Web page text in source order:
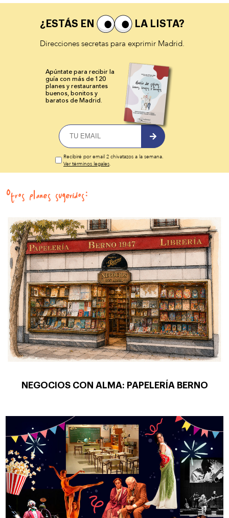
¿ESTÁS EN
LA LISTA?
Direcciones secretas para exprimir Madrid.
Apúntate para recibir la
guía con más de 120
planes y restaurantes
buenos, bonitos y
baratos de Madrid.
Recibiré por email 2 chivatazos a la semana.
Ver términos legales.
Otros planes sugeridos:
NEGOCIOS CON ALMA: PAPELERÍA BERNO